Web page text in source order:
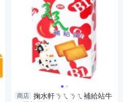
商店 掬水軒ㄋㄟㄋㄟ補給站牛